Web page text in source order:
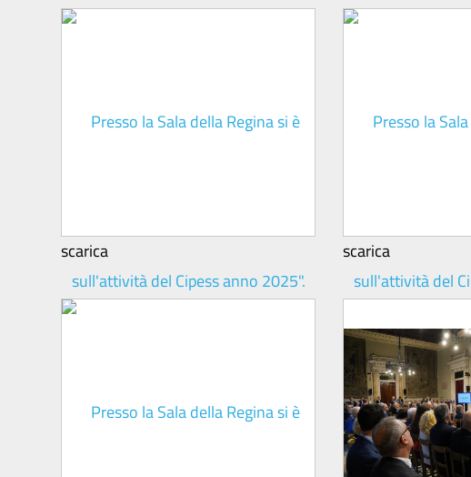
scarica scarica